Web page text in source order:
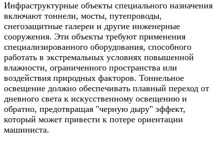
Инфраструктурные объекты специального назначения
включают тоннели, мосты, путепроводы,
снегозащитные галереи и другие инженерные
сооружения. Эти объекты требуют применения
специализированного оборудования, способного
работать в экстремальных условиях повышенной
влажности, ограниченного пространства или
воздействия природных факторов. Тоннельное
освещение должно обеспечивать плавный переход от
дневного света к искусственному освещению и
обратно, предотвращая "черную дыру" эффект,
который может привести к потере ориентации
машиниста.